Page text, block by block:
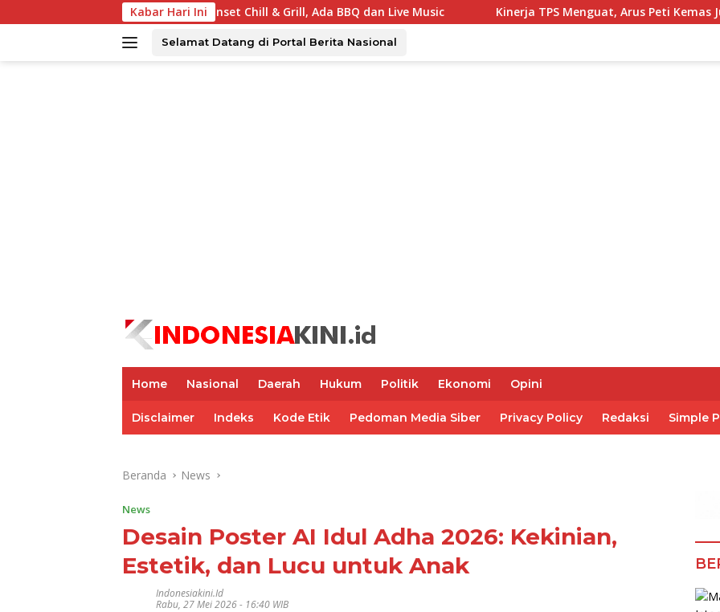
ke
Kabar Hari Ini
Tawarkan Sunset Chill & Grill, Ada BBQ dan Live Music Kinerja TPS Menguat, Arus Peti Kemas Juli Tumbuh
Selamat Datang di Portal Berita Nasional
Home Nasional Daerah Hukum Politik Ekonomi Opini
Disclaimer Indeks Kode Etik Pedoman Media Siber Privacy Policy Redaksi Simple
Beranda News
News
Desain Poster AI Idul Adha 2026: Kekinian,
Estetik, dan Lucu untuk Anak
Indonesiakini.id
Rabu, 27 Mei 2026 - 16:40 WIB